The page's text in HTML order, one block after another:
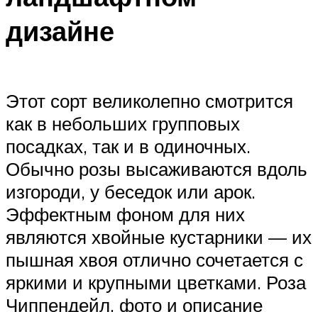
дизайне
Этот сорт великолепно смотрится
как в небольших групповых
посадках, так и в одиночных.
Обычно розы высаживаются вдоль
изгороди, у беседок или арок.
Эффектным фоном для них
являются хвойные кустарники — их
пышная хвоя отлично сочетается с
яркими и крупными цветками. Роза
Чиппендейл, фото и описание